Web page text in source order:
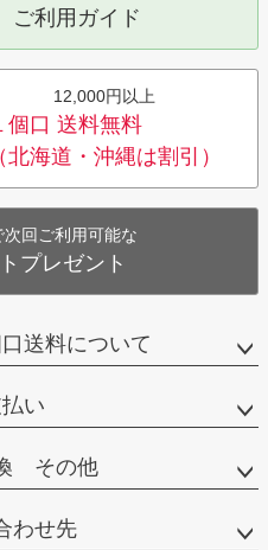
ご利用ガイド
12,000円以上
個口 送料無料
北海道・沖縄は割引）
回ご利用可能な
プレゼント
送料について
い
その他
わせ先